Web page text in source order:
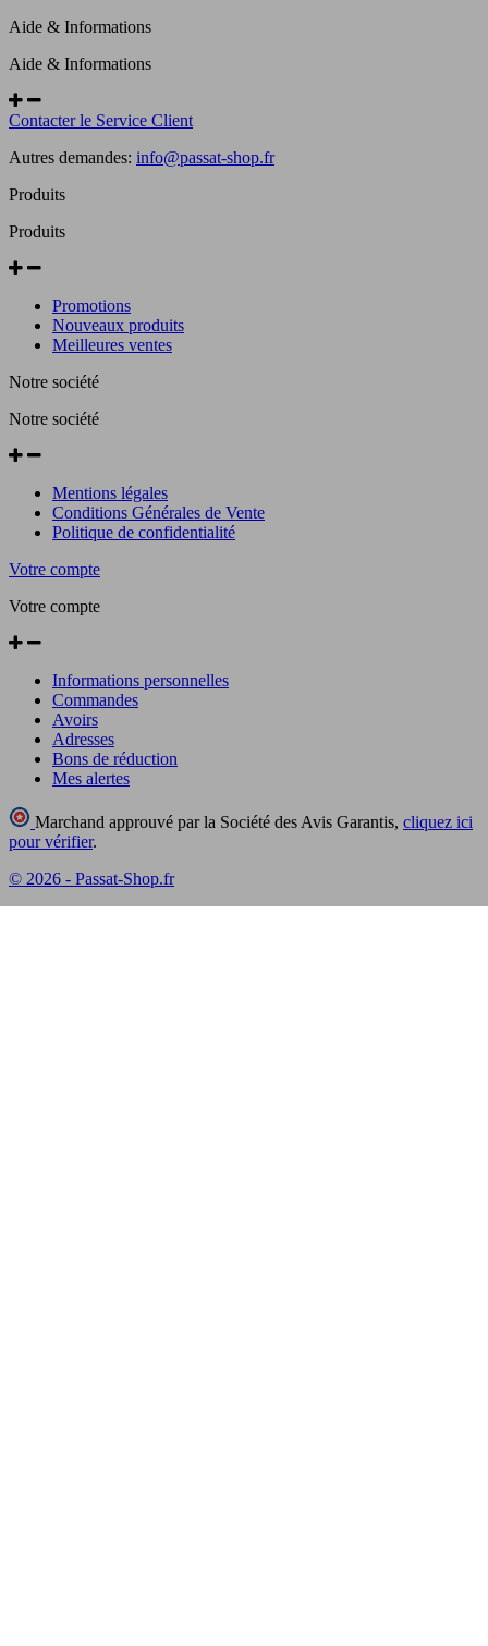
Aide & Informations
Aide & Informations
Contacter le Service Client
Autres demandes: info@passat-shop.fr
Produits
Produits
Promotions
Nouveaux produits
Meilleures ventes
Notre société
Notre société
Mentions légales
Conditions Générales de Vente
Politique de confidentialité
Votre compte
Votre compte
Informations personnelles
Commandes
Avoirs
Adresses
Bons de réduction
Mes alertes
Marchand approuvé par la Société des Avis Garantis, cliquez ici
pour vérifier.
© 2026 - Passat-Shop.fr